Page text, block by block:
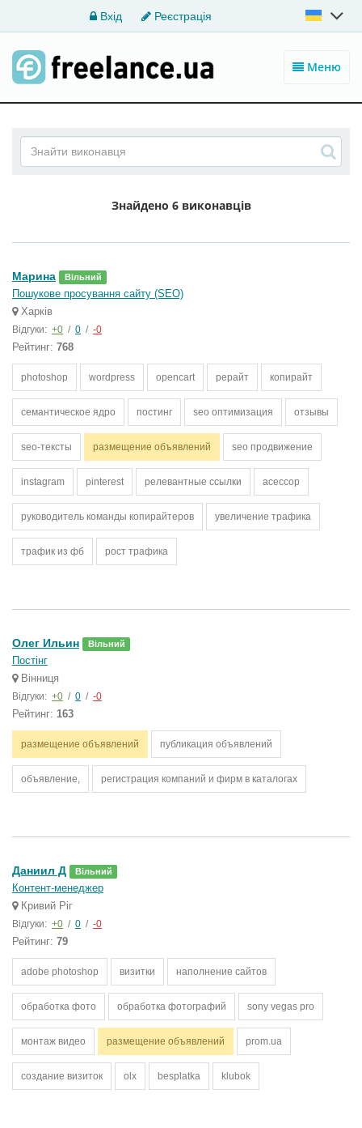
Вхід Реєстрація
Меню
Знайдено 6 виконавців
Марина Вільний
Пошукове просування сайту (SEO)
Харків
Відгуки: +0 / 0 / -0
Рейтинг: 768
photoshop wordpress opencart рерайт копирайт
семантическое ядро постинг seo оптимизация отзывы
seo-тексты размещение объявлений seo продвижение
instagram pinterest релевантные ссылки асессор
руководитель команды копирайтеров увеличение трафика
трафик из фб рост трафика
Олег Ильин Вільний
Постінг
Вінниця
Відгуки: +0 / 0 / -0
Рейтинг: 163
размещение объявлений публикация объявлений
объявление, регистрация компаний и фирм в каталогах
Даниил Д Вільний
Контент-менеджер
Кривий Ріг
Відгуки: +0 / 0 / -0
Рейтинг: 79
adobe photoshop визитки наполнение сайтов
обработка фото обработка фотографий sony vegas pro
монтаж видео размещение объявлений prom.ua
создание визиток olx besplatka klubok